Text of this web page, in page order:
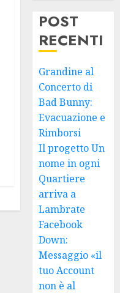
POST
RECENTI
Grandine al
Concerto di
Bad Bunny:
Evacuazione e
Rimborsi
Il progetto Un
nome in ogni
Quartiere
arriva a
Lambrate
Facebook
Down:
Messaggio «il
tuo Account
non è al